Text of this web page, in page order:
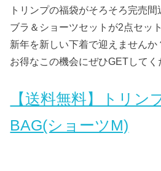
トリンプの福袋がそろそろ完売
ブラ＆ショーツセットが2点セッ
新年を新しい下着で迎えませんか
お得なこの機会にぜひGETしてく
【送料無料】トリン
BAG(ショーツM)